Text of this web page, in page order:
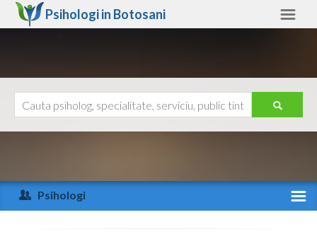
Psihologi in Botosani
Arad
Arges
Ajutor
Psihologi